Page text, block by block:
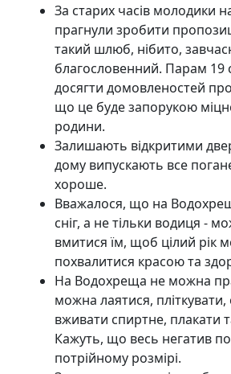
За старих часів молодики
прагнули зробити
такий шлюб, нібито,
благословенний. Парам 19
досягти домовленостей
що це буде запорукою
родини.
Залишають відкритими
дому випускають все
хороше.
Вважалося, що на
сніг, а не тільки водиця -
вмитися їм, щоб цілий рік
похвалитися красою та
На Водохреща не можна
можна лаятися,
вживати спиртне, плакати
Кажуть, що весь негатив
потрійному розмірі.